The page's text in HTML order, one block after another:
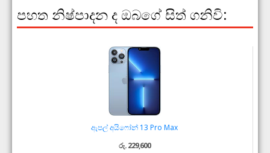
පහත නිෂ්පාදන ද ඔබගේ සිත් ගනිවි:
ඇපල් අයිෆෝන් 13 Pro Max
රු. 229,600